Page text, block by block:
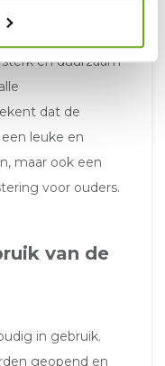
en duurzaam
dat de
leuke en
maar ook een
voor ouders.
van de
in gebruik.
geopend en